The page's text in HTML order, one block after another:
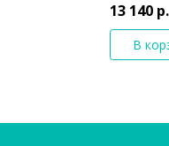
13 140 р.
В